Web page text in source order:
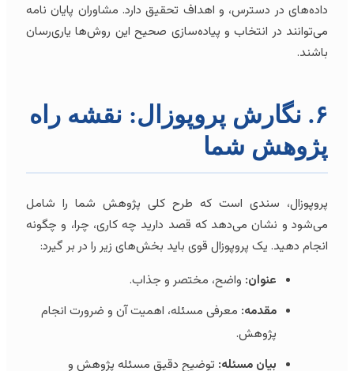
داده‌های در دسترس، و اهداف تحقیق دارد. مشاوران پایان نامه
می‌توانند در انتخاب و پیاده‌سازی صحیح این روش‌ها یاری‌رسان
باشند.
۶. نگارش پروپوزال: نقشه راه
پژوهش شما
پروپوزال، سندی است که طرح کلی پژوهش شما را شامل
می‌شود و نشان می‌دهد که قصد دارید چه کاری، چرا، و چگونه
انجام دهید. یک پروپوزال قوی باید بخش‌های زیر را در بر گیرد:
عنوان:واضح، مختصر و جذاب.
مقدمه:معرفی مسئله، اهمیت آن و ضرورت انجام
پژوهش.
بیان مسئله:توضیح دقیق مسئله پژوهش و